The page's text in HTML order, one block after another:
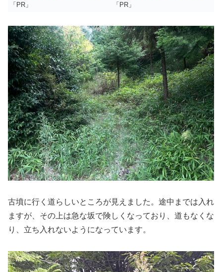
「PR」 「PR」
古墳に行く道らしいところが見えました。途中までは入れ
ますが、その上は急な坂で険しくなっており、道もなくな
り、立ち入れないようになっています。